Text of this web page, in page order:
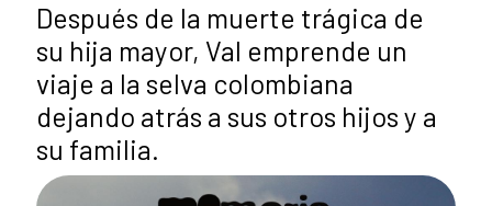
Después de la muerte trágica de
su hija mayor, Val emprende un
viaje a la selva colombiana
dejando atrás a sus otros hijos y a
su familia.